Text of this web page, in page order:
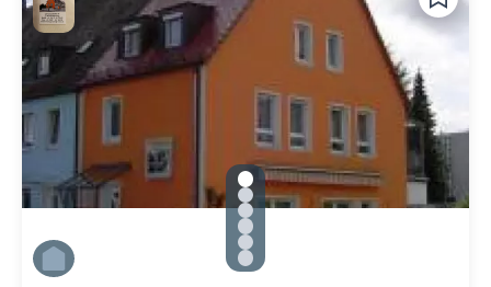
gallery.slide_selector
Zu Slide 1 wechseln
Zu Slide 2 wechseln
Zu Slide 3 wechseln
Zu Slide 4 wechseln
Zu Slide 5 wechseln
Zu Slide 6 wechseln